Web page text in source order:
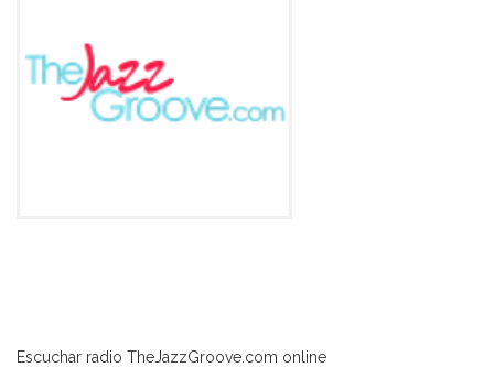
Escuchar radio TheJazzGroove.com online